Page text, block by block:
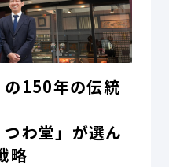
150年の伝統
わ堂」が選ん
略